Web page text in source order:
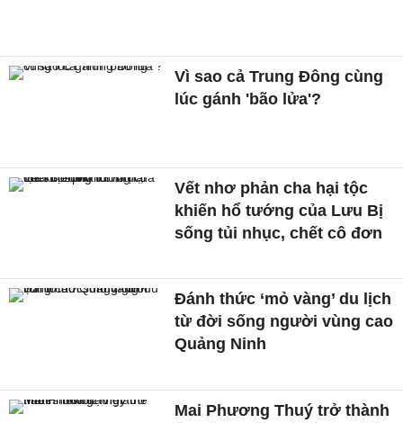
Vì sao cả Trung Đông cùng
lúc gánh 'bão lửa'?
Vết nhơ phản cha hại tộc
khiến hổ tướng của Lưu Bị
sống tủi nhục, chết cô đơn
Đánh thức ‘mỏ vàng’ du lịch
từ đời sống người vùng cao
Quảng Ninh
Mai Phương Thuý trở thành